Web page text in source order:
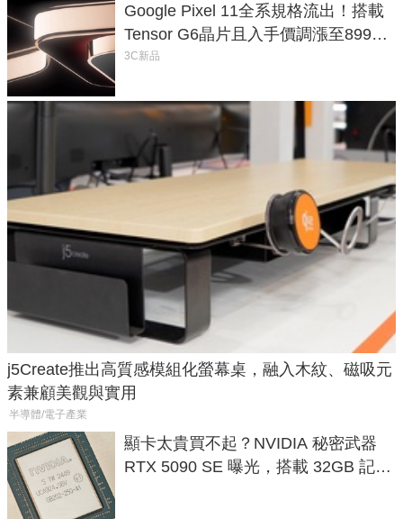
Google Pixel 11全系規格流出！搭載
Tensor G6晶片且入手價調漲至899美
元
3C新品
j5Create推出高質感模組化螢幕桌，融入木紋、磁吸元
素兼顧美觀與實用
半導體/電子產業
顯卡太貴買不起？NVIDIA 秘密武器
RTX 5090 SE 曝光，搭載 32GB 記憶